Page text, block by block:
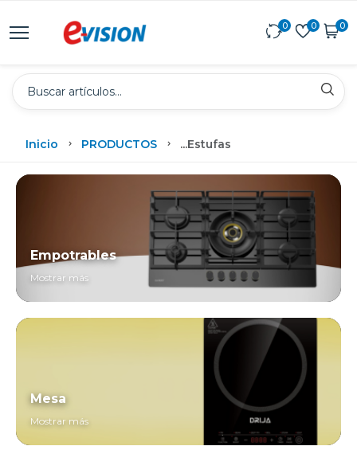
0 0 0
Inicio PRODUCTOS ...Estufas
Empotrables
Mostrar más
Mesa
Mostrar más